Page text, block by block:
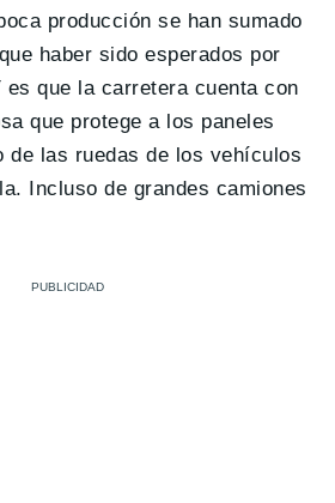
producción se han sumado
haber sido esperados por
que la carretera cuenta con
que protege a los paneles
de las ruedas de los vehículos
Incluso de grandes camiones